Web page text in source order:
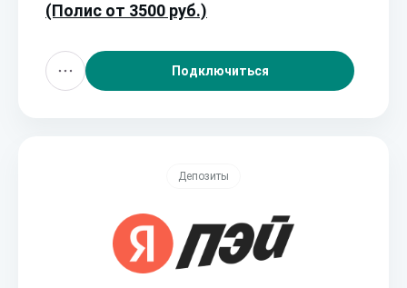
(Полис от 3500 руб.)
Подключиться
Депозиты